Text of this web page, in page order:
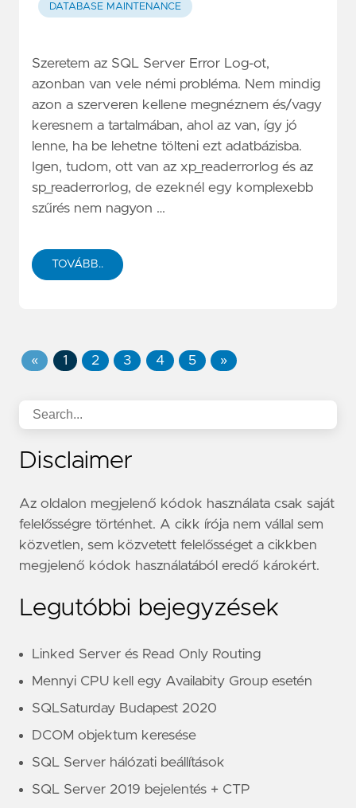
DATABASE MAINTENANCE
Szeretem az SQL Server Error Log-ot,
azonban van vele némi probléma. Nem mindig
azon a szerveren kellene megnéznem és/vagy
keresnem a tartalmában, ahol az van, így jó
lenne, ha be lehetne tölteni ezt adatbázisba.
Igen, tudom, ott van az xp_readerrorlog és az
sp_readerrorlog, de ezeknél egy komplexebb
szűrés nem nagyon …
TOVÁBB..
« 1 2 3 4 5 »
Disclaimer
Az oldalon megjelenő kódok használata csak saját
felelősségre történhet. A cikk írója nem vállal sem
közvetlen, sem közvetett felelősséget a cikkben
megjelenő kódok használatából eredő károkért.
Legutóbbi bejegyzések
Linked Server és Read Only Routing
Mennyi CPU kell egy Availabity Group esetén
SQLSaturday Budapest 2020
DCOM objektum keresése
SQL Server hálózati beállítások
SQL Server 2019 bejelentés + CTP